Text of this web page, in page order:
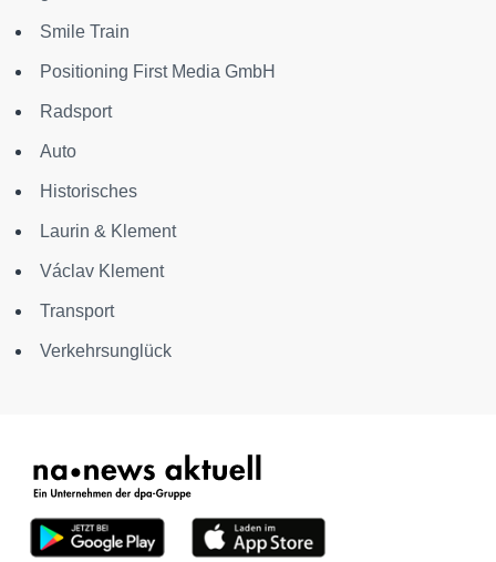
Smile Train
Positioning First Media GmbH
Radsport
Auto
Historisches
Laurin & Klement
Václav Klement
Transport
Verkehrsunglück